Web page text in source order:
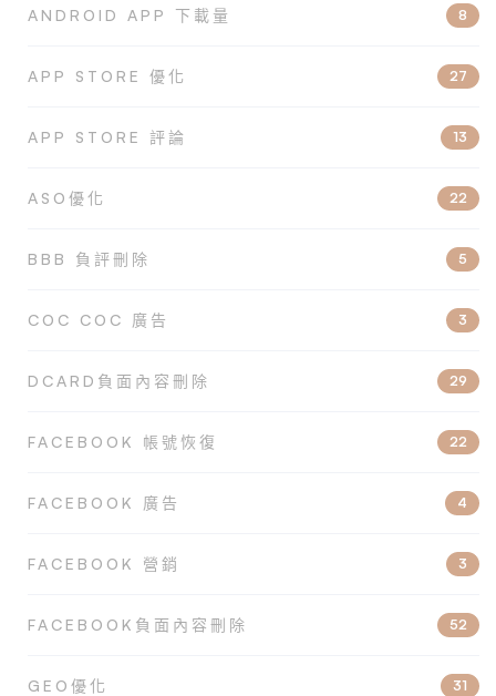
ANDROID APP 下載量 8
APP STORE 優化 27
APP STORE 評論 13
ASO優化 22
BBB 負評刪除 5
COC COC 廣告 3
DCARD負面內容刪除 29
FACEBOOK 帳號恢復 22
FACEBOOK 廣告 4
FACEBOOK 營銷 3
FACEBOOK負面內容刪除 52
GEO優化 31